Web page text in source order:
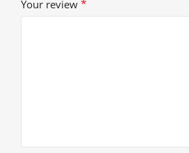
Your review *